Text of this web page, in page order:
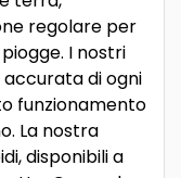
regolare per
I nostri
di ogni
funzionamento
La nostra
disponibili a